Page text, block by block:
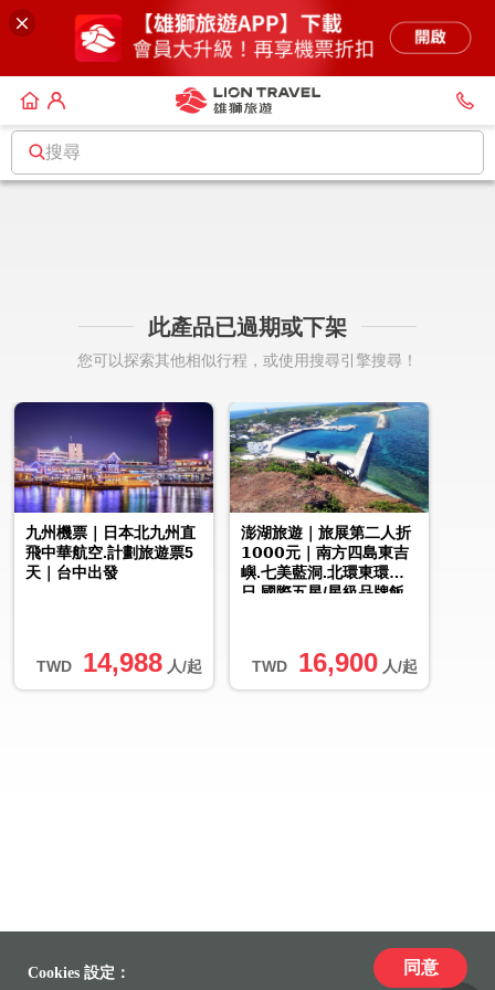
搜尋
此產品已過期或下架
您可以探索其他相似行程，或使用搜尋引擎搜尋！
TWD 14,988 人/起
九州機票｜日本北九州直
飛中華航空.計劃旅遊票5
天｜台中出發
TWD 16,900 人/起
澎湖旅遊｜旅展第二人折
𝟭𝟬𝟬𝟬元｜南方四島東吉
嶼.七美藍洞.北環東環３
日.國際五星/星級品牌飯
Cookies 設定： 同意